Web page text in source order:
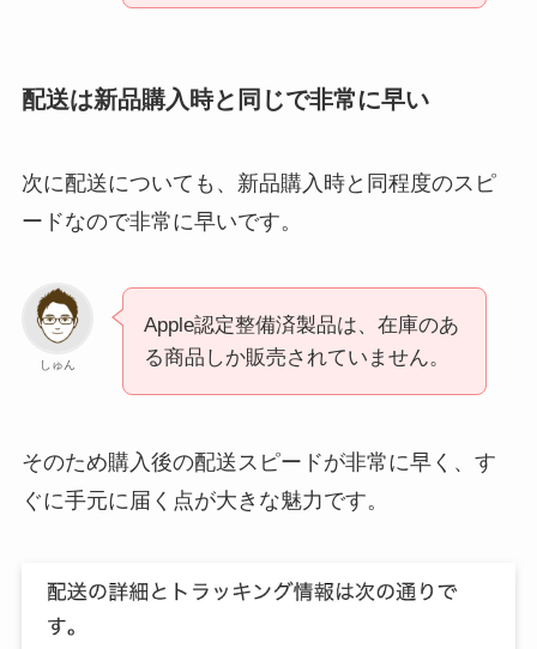
配送は新品購入時と同じで非常に早い
次に配送についても、新品購入時と同程度のスピ
ードなので非常に早いです。
しゅん
Apple認定整備済製品は、在庫のあ
る商品しか販売されていません。
そのため購入後の配送スピードが非常に早く、す
ぐに手元に届く点が大きな魅力です。